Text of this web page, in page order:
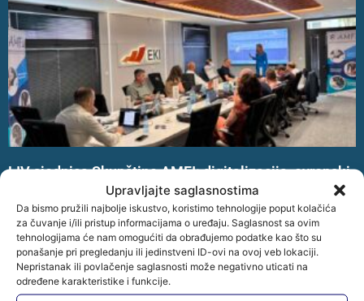
Upravljajte saglasnostima
Da bismo pružili najbolje iskustvo, koristimo tehnologije poput kolačića
za čuvanje i/ili pristup informacijama o uređaju. Saglasnost sa ovim
tehnologijama će nam omogućiti da obrađujemo podatke kao što su
ponašanje pri pregledanju ili jedinstveni ID-ovi na ovoj veb lokaciji.
Nepristanak ili povlačenje saglasnosti može negativno uticati na
određene karakteristike i funkcije.
LIV sjednica Skupštine AMFI: digitalizacija, evropski
standardi i regionalno pozicioniranje sektora
Na LIV (54.) sjednici Skupštine Udruženja mikrokreditnih
organizacija u Bosni i Hercegovini – AMFI razmatrani su
rezultati rada Udruženja i ključni pravci razvoja
mikrofinansijskog sektora.
Opširnije »